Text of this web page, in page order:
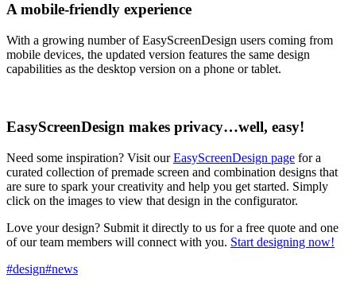
A mobile-friendly experience
With a growing number of EasyScreenDesign users coming from
mobile devices, the updated version features the same design
capabilities as the desktop version on a phone or tablet.
EasyScreenDesign makes privacy…well, easy!
Need some inspiration? Visit ourEasyScreenDesign page for a
curated collection of premade screen and combination designs that
are sure to spark your creativity and help you get started. Simply
click on the images to view that design in the configurator.
Love your design? Submit it directly to us for a free quote and one
of our team members will connect with you. Start designing now!
#design#news